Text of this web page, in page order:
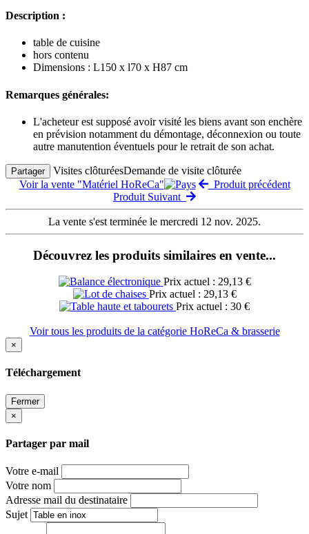
Description :
table de cuisine
hors contenu
Dimensions : L150 x l70 x H87 cm
Remarques générales:
L'acheteur est supposé avoir visité les biens avant son enchère
en prévision notamment du démontage, déconnexion ou toute
autre manutention éventuels pour le retrait de son achat.
Partager Visites clôturéesDemande de visite clôturée
Voir la vente "Matériel HoReCa"
Produit précédent
Produit Suivant
La vente s'est terminée le mercredi 12 nov. 2025.
Découvrez les produits similaires en vente...
Prix actuel : 29,13 €
Prix actuel : 29,13 €
Prix actuel : 30 €
Voir tous les produits de la catégorie HoReCa & brasserie
×
Téléchargement
Fermer
×
Partager par mail
Votre e-mail
Votre nom
Adresse mail du destinataire
Sujet